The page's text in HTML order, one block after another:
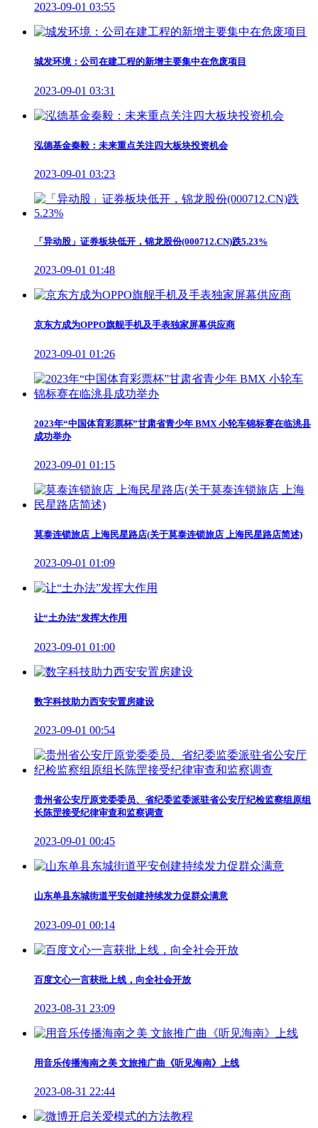
2023-09-01 03:55
城发环境：公司在建工程的新增主要集中在危废项目
2023-09-01 03:31
泓德基金秦毅：未来重点关注四大板块投资机会
2023-09-01 03:23
「异动股」证券板块低开，锦龙股份(000712.CN)跌5.23%
2023-09-01 01:48
京东方成为OPPO旗舰手机及手表独家屏幕供应商
2023-09-01 01:26
2023年“中国体育彩票杯”甘肃省青少年 BMX 小轮车锦标赛在临洮县
成功举办
2023-09-01 01:15
莫泰连锁旅店 上海民星路店(关于莫泰连锁旅店 上海民星路店简述)
2023-09-01 01:09
让“土办法”发挥大作用
2023-09-01 01:00
数字科技助力西安安置房建设
2023-09-01 00:54
贵州省公安厅原党委委员、省纪委监委派驻省公安厅纪检监察组原组
长陈罡接受纪律审查和监察调查
2023-09-01 00:45
山东单县东城街道平安创建持续发力促群众满意
2023-09-01 00:14
百度文心一言获批上线，向全社会开放
2023-08-31 23:09
用音乐传播海南之美 文旅推广曲《听见海南》上线
2023-08-31 22:44